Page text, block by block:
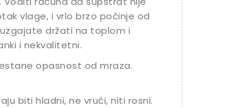
vlage, i vrlo brzo počinje od
držati na toplom i
i nekvalitetni.
opasnost od mraza.
biti hladni, ne vrući, niti rosni.